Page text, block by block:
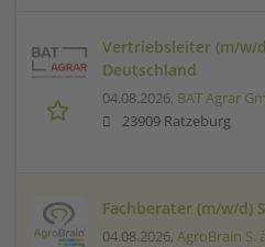
Vertriebsleiter (m/w/
Deutschland
04.08.2026, BAT Agrar
23909 Ratzeburg
Fachberater (m/w/d)
04.08.2026, AgroBrain S.